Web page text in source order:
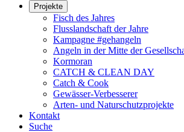
Projekte
Fisch des Jahres
Flusslandschaft der Jahre
Kampagne #gehangeln
Angeln in der Mitte der
Kormoran
CATCH & CLEAN DAY
Catch & Cook
Gewässer-Verbesserer
Arten- und Naturschutzprojekte
Kontakt
Suche